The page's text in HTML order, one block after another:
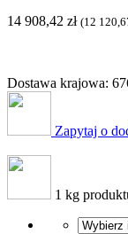
14 908,42 zł (12
Dostawa krajowa:
Zapytaj o
1 kg